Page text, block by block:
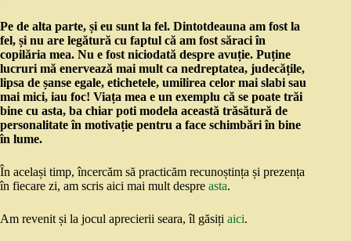
Pe de alta parte, și eu sunt la fel. Dintotdeauna am fost la
fel, și nu are legătură cu faptul că am fost săraci în
copilăria mea. Nu e fost niciodată despre avuție. Puține
lucruri mă enervează mai mult ca nedreptatea, judecățile,
lipsa de șanse egale, etichetele, umilirea celor mai slabi sau
mai mici, iau foc! Viața mea e un exemplu că se poate trăi
bine cu asta, ba chiar poti modela această trăsătură de
personalitate în motivație pentru a face schimbări în bine
în lume.
În același timp, încercăm să practicăm recunoștința și prezența
în fiecare zi, am scris aici mai mult despre asta.
Am revenit și la jocul aprecierii seara, îl găsiți aici.